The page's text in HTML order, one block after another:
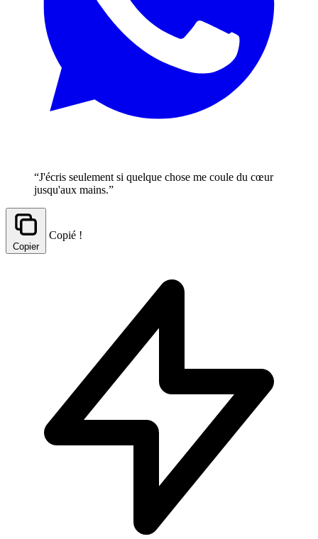
“J'écris seulement si quelque chose me coule du cœur
jusqu'aux mains.”
Copier
Copié !